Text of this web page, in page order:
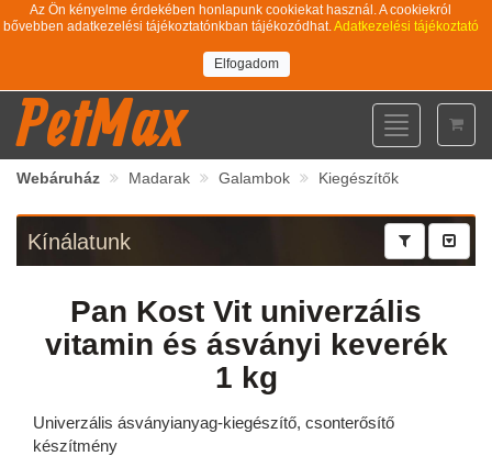
Az Ön kényelme érdekében honlapunk cookiekat használ. A cookiekról
bővebben adatkezelési tájékoztatónkban tájékozódhat.Adatkezelési tájékoztató
Elfogadom
PetMax
Toggle
navigation
Webáruház
Madarak Galambok Kiegészítők
Kínálatunk
Pan Kost Vit univerzális
vitamin és ásványi keverék
1 kg
Univerzális ásványianyag-kiegészítő, csonterősítő
készítmény